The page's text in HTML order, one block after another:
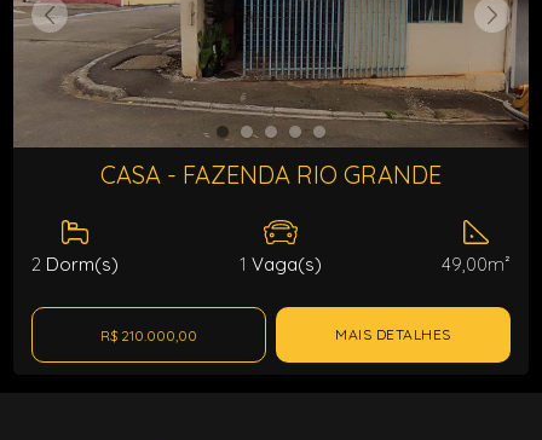
CASA - FAZENDA RIO GRANDE
2 Dorm(s) 1 Vaga(s) 49,00m²
R$ 210.000,00 MAIS DETALHES